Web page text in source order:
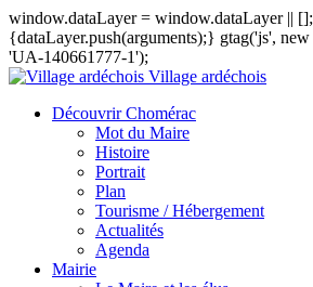
window.dataLayer = window.dataLayer ||
{dataLayer.push(arguments);} gtag('js',
'UA-140661777-1');
Village ardéchois
Découvrir Chomérac
Mot du Maire
Histoire
Portrait
Plan
Tourisme / Hébergement
Actualités
Agenda
Mairie